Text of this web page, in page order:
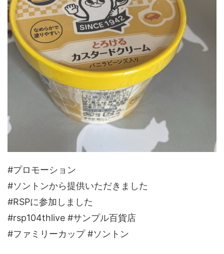
#プロモーション
#ソントンから提供いただきました
#RSPに参加しました
#rsp104thlive #サンプル百貨店
#ファミリーカップ #ソントン